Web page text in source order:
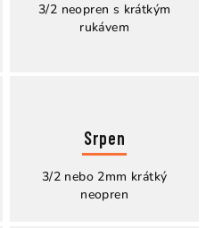
3/2 neopren s krátkým
rukávem
Srpen
3/2 nebo 2mm krátký
neopren